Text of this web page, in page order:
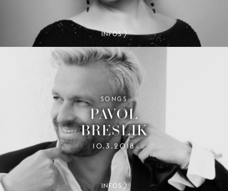
INFOS
SONGS
PAVOL
BRESLIK
10.3.2018
INFOS